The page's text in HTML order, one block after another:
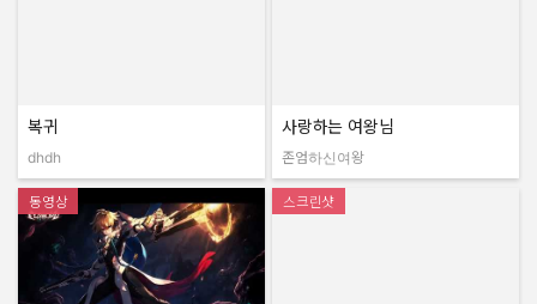
복귀
dhdh
사랑하는 여왕님
작성자:
존엄하신여왕
동영상 스크린샷